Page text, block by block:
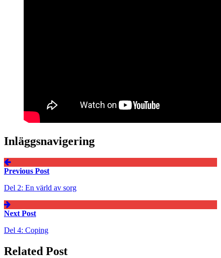
Inläggsnavigering
Previous Post
Del 2: En värld av sorg
Next Post
Del 4: Coping
Related Post